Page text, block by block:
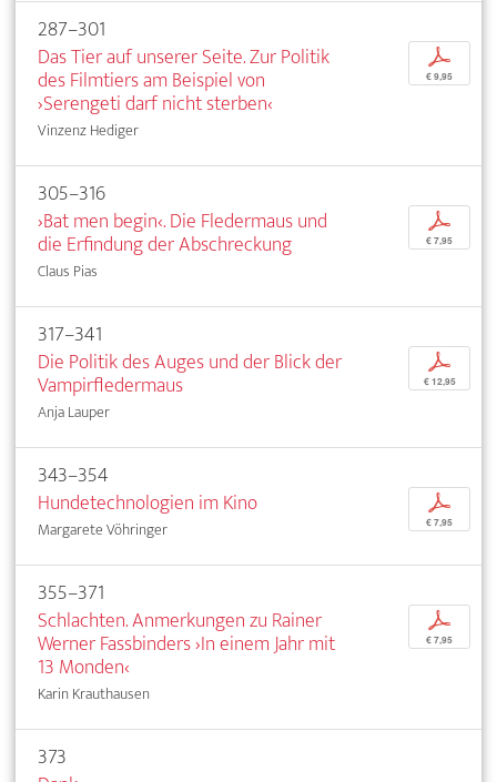
287–301
Das Tier auf unserer Seite. Zur Politik
des Filmtiers am Beispiel von
›Serengeti darf nicht sterben‹
Vinzenz Hediger
p
€ 9,95
305–316
›Bat men begin‹. Die Fledermaus und
die Erfindung der Abschreckung
Claus Pias
p
€ 7,95
317–341
Die Politik des Auges und der Blick der
Vampirfledermaus
Anja Lauper
p
€ 12,95
343–354
Hundetechnologien im Kino
Margarete Vöhringer
p
€ 7,95
355–371
Schlachten. Anmerkungen zu Rainer
Werner Fassbinders ›In einem Jahr mit
13 Monden‹
Karin Krauthausen
p
€ 7,95
373